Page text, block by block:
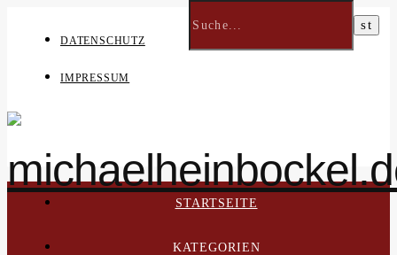
DATENSCHUTZ
IMPRESSUM
STARTSEITE
KATEGORIEN